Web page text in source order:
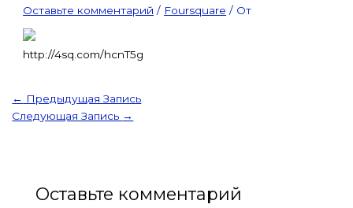
Оставьте комментарий / Foursquare / От
http://4sq.com/hcnT5g
← Предыдущая Запись
Следующая Запись →
Оставьте комментарий